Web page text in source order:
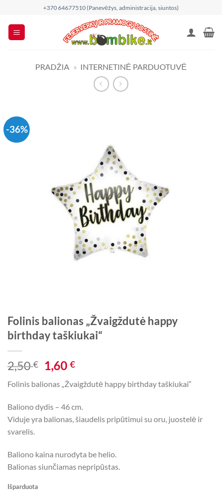
content
+370 64677510 (Panevėžys, administracija, siuntos)
PRADŽIA » INTERNETINĖ PARDUOTUVĖ
-36%
Folinis balionas „Žvaigždutė happy
birthday taškiukai“
2,50€
Original
price
was:
2,50 €.
1,60€Current
is:
Folinis balionas „Žvaigždutė happy birthday taškiukai“
Baliono dydis – 46 cm.
Viduje yra balionas, šiaudelis pripūtimui su oru, juostelė ir
svarelis.
Baliono kaina nurodyta be helio.
Balionas siunčiamas nepripūstas.
Išparduota